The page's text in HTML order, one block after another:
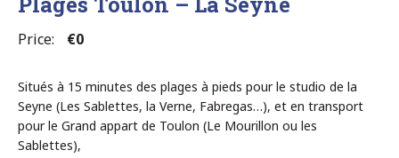
Price: €0
Situés à 15 minutes des plages à pieds pour le studio de la
Seyne (Les Sablettes, la Verne, Fabregas…), et en transport
pour le Grand appart de Toulon (Le Mourillon ou les
Sablettes),